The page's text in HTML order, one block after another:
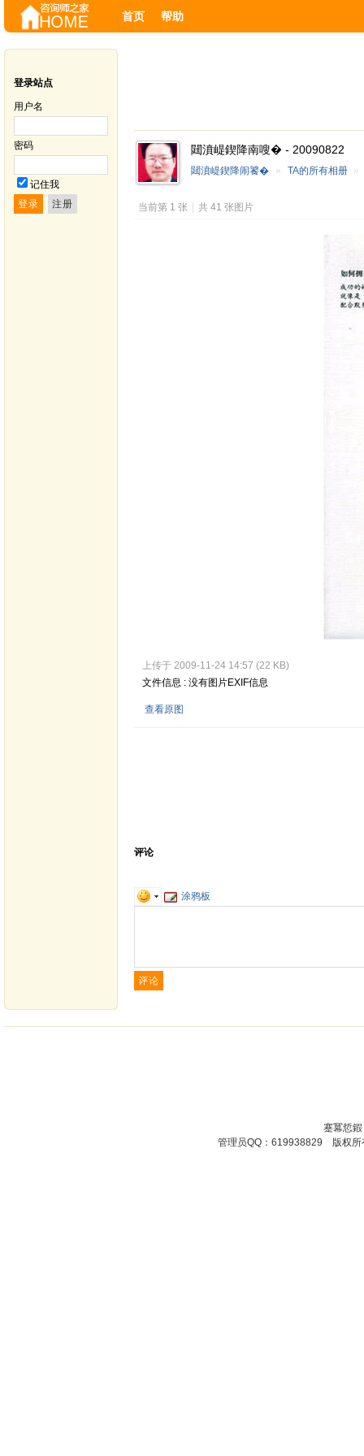
首页 帮助
登录站点
用户名
密码
记住我
閮濆崼鍥降南嗖� - 20090822
閮濆崼鍥降闹饕� » TA的所有相册 »
当前第 1 张 共 41 张图片
上传于 2009-11-24 14:57 (22 KB)
文件信息 : 没有图片EXIF信息
查看原图
评论
涂鸦板
蹇冪悊
管理员QQ：619938829 版权